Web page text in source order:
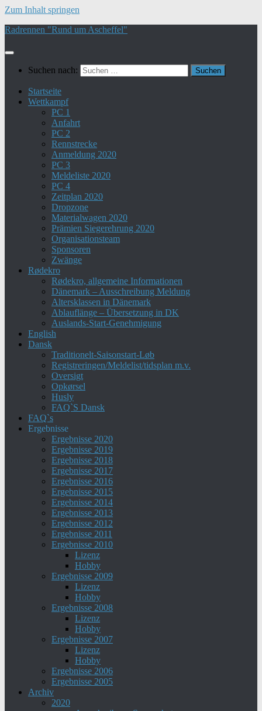
Zum Inhalt springen
Radrennen "Rund um Ascheffel"
Suchen nach:
Startseite
Wettkampf
PC 1
Anfahrt
PC 2
Rennstrecke
Anmeldung 2020
PC 3
Meldeliste 2020
PC 4
Zeitplan 2020
Dropzone
Materialwagen 2020
Prämien Siegerehrung 2020
Organisationsteam
Sponsoren
Zwänge
Rødekro
Rødekro, allgemeine Informationen
Dänemark – Ausschreibung Meldung
Altersklassen in Dänemark
Ablauflänge – Übersetzung in DK
Auslands-Start-Genehmigung
English
Dansk
Traditionelt-Saisonstart-Løb
Registreringen/Meldelist/tidsplan m.v.
Oversigt
Opkørsel
Husly
FAQ`S Dansk
FAQ`s
Ergebnisse
Ergebnisse 2020
Ergebnisse 2019
Ergebnisse 2018
Ergebnisse 2017
Ergebnisse 2016
Ergebnisse 2015
Ergebnisse 2014
Ergebnisse 2013
Ergebnisse 2012
Ergebnisse 2011
Ergebnisse 2010
Lizenz
Hobby
Ergebnisse 2009
Lizenz
Hobby
Ergebnisse 2008
Lizenz
Hobby
Ergebnisse 2007
Lizenz
Hobby
Ergebnisse 2006
Ergebnisse 2005
Archiv
2020